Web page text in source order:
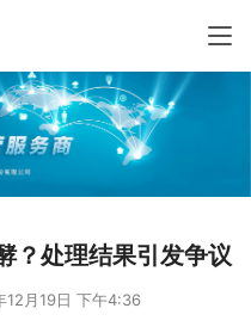
？处理结果引发争议
12月19日 下午4:36